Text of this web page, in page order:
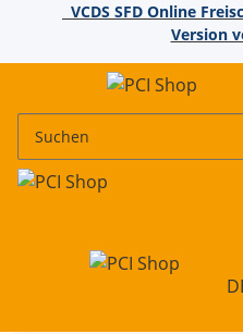
VCDS SFD Online
Version